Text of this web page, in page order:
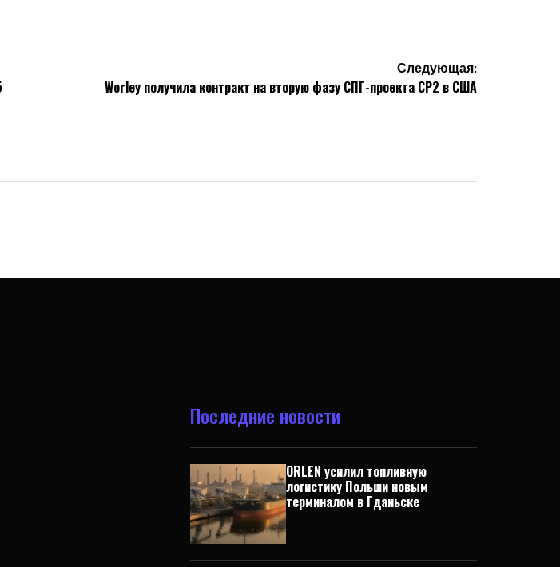
Следующая:
Worley получила контракт на вторую фазу СПГ-проекта CP2 в США
Последние новости
ORLEN усилил топливную
логистику Польши новым
терминалом в Гданьске